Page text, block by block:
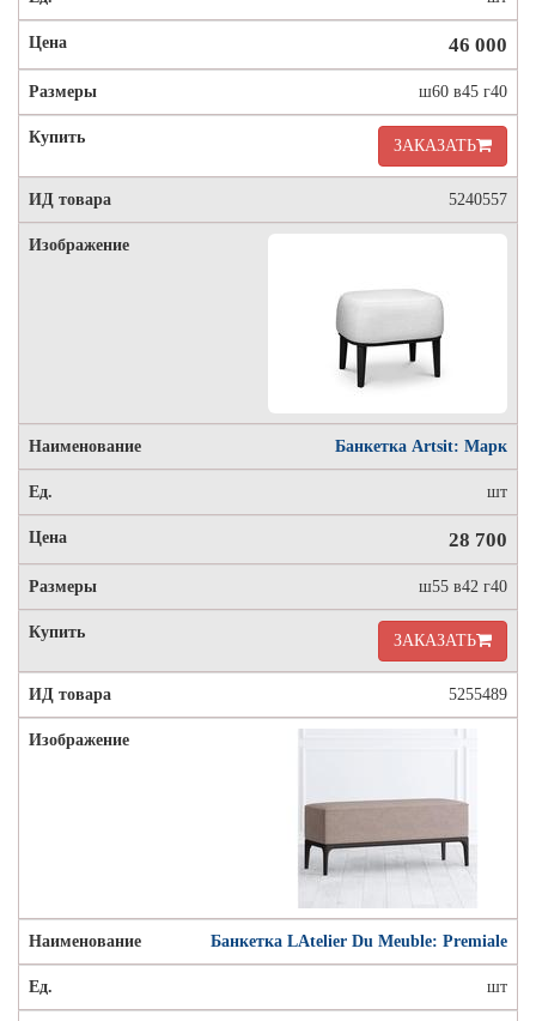
46 000
ш60 в45 г40
ЗАКАЗАТЬ
5240557
Банкетка Artsit: Марк
шт
28 700
ш55 в42 г40
ЗАКАЗАТЬ
5255489
Банкетка LAtelier Du Meuble: Premiale
шт